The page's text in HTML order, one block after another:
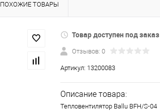
ПОХОЖИЕ ТОВАРЫ
Товар доступен под заказ
Отзывов: 0
Артикул: 13200083
Описание товара:
Тепловентилятор Ballu BFH/S-04